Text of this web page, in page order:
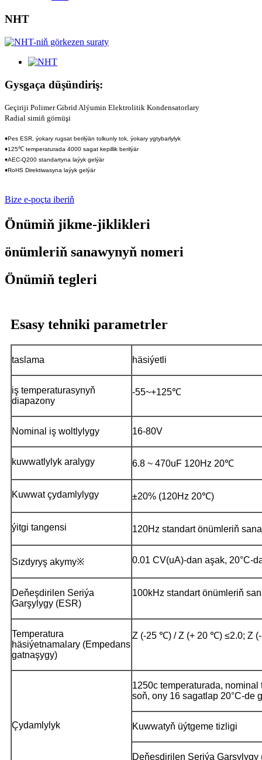
NHT
Gysgaça düşündiriş:
Geçiriji Polimer Gibrid Alýumin Elektrolitik Kondensatorlary
Radial simiň görnüşi
♦Pes ESR, ýokary rugsat berilýän tolkunly tok, ýokary ygtybarlylyk
♦125℃ temperaturada 4000 sagat kepillik berilýär
♦AEC-Q200 standartyna laýyk gelýär
♦RoHS Direktiwasyna laýyk gelýär
Bize e-poçta iberiň
Önümiň jikme-jiklikleri
önümleriň sanawynyň nomeri
Önümiň tegleri
Esasy tehniki parametrler
taslama häsiýetli
iş temperaturasynyň
diapazony
-55~+125℃
Nominal iş woltlylygy 16-80V
kuwwatlylyk aralygy 6.8 ~ 470uF 120Hz 20℃
Kuwwat çydamlylygy ±20% (120Hz 20℃)
ýitgi tangensi 120Hz standart önümleriň
Sızdyryş akymy※ 0.01 CV(uA)-dan aşak, 20°C-
Deňeşdirilen Seriýa
Garşylygy (ESR)
100kHz standart önümleriň
Temperatura
häsiýetnamalary (Empedans
gatnaşygy)
Z (-25 ℃) / Z (+ 20 ℃) ​​≤2.0; Z
Çydamlylyk
1250c temperaturada,
soň, ony 16 sagatlap 20°C-de
Kuwwatyň üýtgeme tizligi
Deňeşdirilen Seriýa Garşylygy